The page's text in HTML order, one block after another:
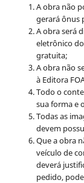
A obra não
gerará ônus
A obra será
eletrônico
gratuita;
A obra não
à Editora
Todo o
sua forma e
Todas as
devem
Que a obra
veículo de
deverá
pedido,